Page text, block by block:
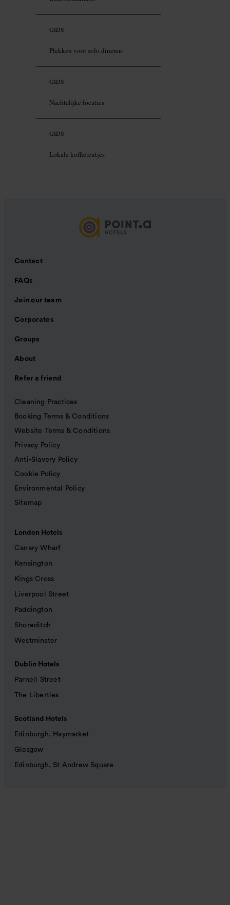
GIDS
Plekken voor solo dineren
GIDS
Nachtelijke locaties
GIDS
Lokale koffietentjes
Contact
FAQs
Join our team
Corporates
Groups
About
Refer a friend
Cleaning Practices
Booking Terms & Conditions
Website Terms & Conditions
Privacy Policy
Anti-Slavery Policy
Cookie Policy
Environmental Policy
Sitemap
London Hotels
Canary Wharf
Kensington
Kings Cross
Liverpool Street
Paddington
Shoreditch
Westminster
Dublin Hotels
Parnell Street
The Liberties
Scotland Hotels
Edinburgh, Haymarket
Glasgow
Edinburgh, St Andrew Square